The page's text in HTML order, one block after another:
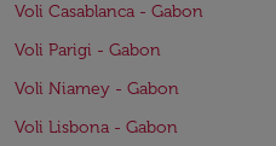
Voli Casablanca - Gabon
Voli Parigi - Gabon
Voli Niamey - Gabon
Voli Lisbona - Gabon